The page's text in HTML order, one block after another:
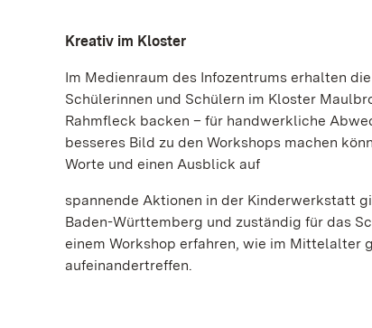
Kreativ im Kloster
Im Medienraum des Infozentrums erhalten
Schülerinnen und Schülern im Kloster
Rahmfleck backen – für handwerkliche
besseres Bild zu den Workshops machen
Worte und einen Ausblick auf
spannende Aktionen in der Kinderwerkstatt
Baden-Württemberg und zuständig für das
einem Workshop erfahren, wie im Mittelalter
aufeinandertreffen.